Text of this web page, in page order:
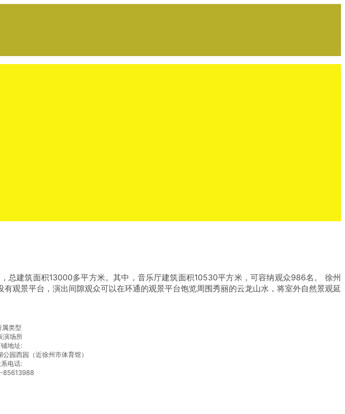
总建筑面积13000多平方米。其中，音乐厅建筑面积10530平方米，可容纳观众986名。 徐州
观景平台，演出间隙观众可以在环通的观景平台饱览周围秀丽的云龙山水，将室外自然景观延
属类型
演场所
铺地址:
园西园（近徐州市体育馆）
电话:
85613988